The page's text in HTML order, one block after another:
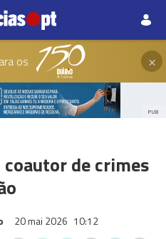
os ×
PUB
de crimes
20 mai 2026 10:12